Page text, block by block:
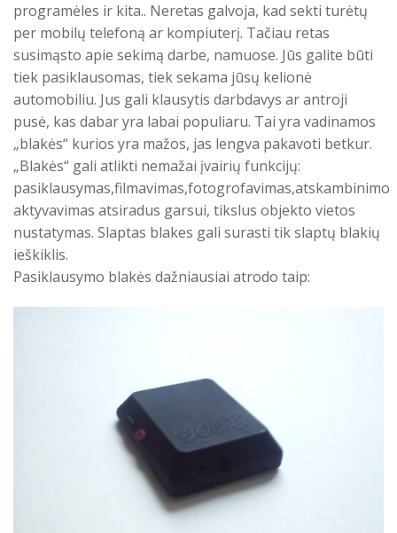
programėles ir kita.. Neretas galvoja, kad sekti turėtų
per mobilų telefoną ar kompiuterį. Tačiau retas
susimąsto apie sekimą darbe, namuose. Jūs galite būti
tiek pasiklausomas, tiek sekama jūsų kelionė
automobiliu. Jus gali klausytis darbdavys ar antroji
pusė, kas dabar yra labai populiaru. Tai yra vadinamos
„blakės“ kurios yra mažos, jas lengva pakavoti betkur.
„Blakės“ gali atlikti nemažai įvairių funkcijų:
pasiklausymas,filmavimas,fotogrofavimas,atskambinimo
aktyvavimas atsiradus garsui, tikslus objekto vietos
nustatymas. Slaptas blakes gali surasti tik slaptų blakių
ieškiklis.
Pasiklausymo blakės dažniausiai atrodo taip: